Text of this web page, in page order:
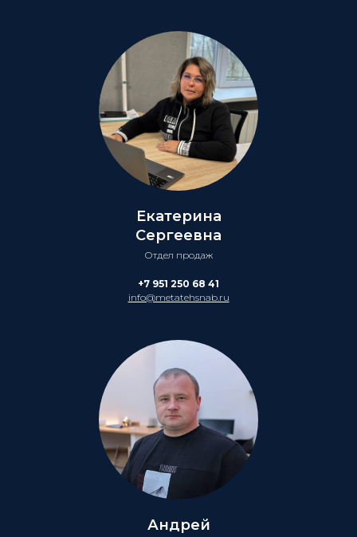
Екатерина
Сергеевна
Отдел продаж
+7 951 250 68 41
info@metatehsnab.ru
Андрей